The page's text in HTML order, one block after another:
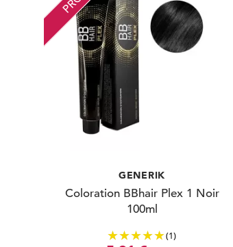
GENERIK
Coloration BBhair Plex 1 Noir
100ml
(1)